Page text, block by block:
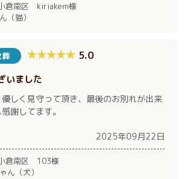
倉南区 kiriakem様
猫）
5.0
いました
しく見守って頂き、最後のお別れが出来
謝してます。
2025年09月22日
倉南区 103様
（犬）